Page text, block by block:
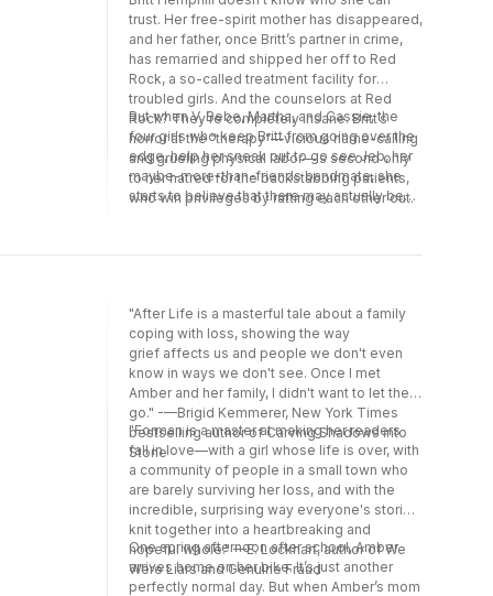
2010. Jag var här [I Was Here] är Gayle
Formans senaste bok och har jämförts med
bland annat John Greens Förr eller senare
exploderar jag.»Ett utforskande av gränsen
mellan liv och död, och det mod som kan
krävas för att härda ut.« | PUBLISHERS
WEEKLY»Dels mysterium, dels psykologisk
studie av självmord och dess efterverkningar
Uppslukande och provokativt om
självmordets förödande slutgiltighet, de
död.« | KIRKUS REVIEWS»Självmord har alltid
känsligt i denna blandning av gåta och
kärlekshistoria.« | BOOKLIST
trust. Her free-spirit mother has disappeared,
and her father, once Britt’s partner in crime,
has remarried and shipped her off to Red
Rock, a so-called treatment facility for
troubled girls. And the counselors at Red
Rock? They’re completely insane. Britt’s
horror at the “therapy”—vicious name-calling
and grueling physical labor—is second only
to her hatred for the backstabbing patients,
who win privileges by ratting each other out.
But when V, Bebe, Martha, and Cassie, the
four girls who keep Britt from going over the
edge, help her sneak out to go see Jeb, her
maybe-more-than-friends bandmate, she
starts to believe that there may actually be
Sisters in Sanity perfectly captures the
back.
"After Life is a masterful tale about a family
coping with loss, showing the way
grief affects us and people we don't even
know in ways we don't see. Once I met
Amber and her family, I didn't want to let them
go." -—Brigid Kemmerer, New York Times
bestselling author of Carving Shadows into
Stone
"Forman is a master at making her readers
fall in love—with a girl whose life is over, with
a community of people in a small town who
are barely surviving her loss, and with the
incredible, surprising way everyone's stories
knit together into a heartbreaking and
hopeful whole." —E. Lockhart, author of We
Were Liars and Genuine Fraud
One spring afternoon after school, Amber
arrives home on her bike. It’s just another
perfectly normal day. But when Amber’s mom